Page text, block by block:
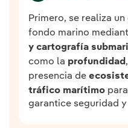
Primero, se realiza un
fondo marino
y cartografía
como la profundidad
presencia de
tráfico marítimo
garantice seguridad